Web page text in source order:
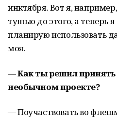
инктября. Вот я,
тушью до этого, а теперь
планирую использовать
моя.
— Как ты решил принять
необычном проекте?
— Поучаствовать во